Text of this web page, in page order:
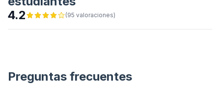
4.2
(95 valoraciones)
Preguntas frecuentes